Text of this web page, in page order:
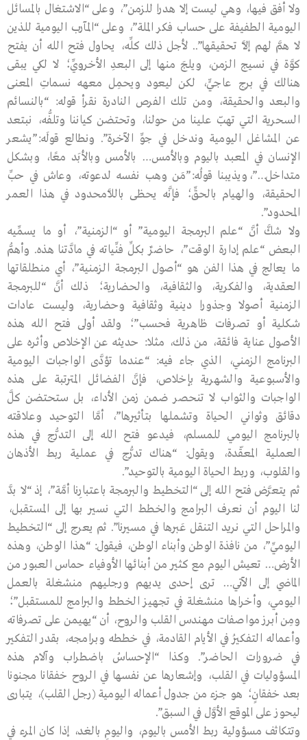
ولا أفق فيها، وهي ليست إلا هدرا للزمن”، وعلى “الاشتغال بالمسائل
اليومية الطفيفة على حساب فكر الملة”، وعلى “المآرب اليومية للذين
لا همَّ لهم إلاَّ تحقيقها”.. لأجل ذلك كلِّه، يحاول فتح الله أن يفتح
كوَّة في نسيج الزمن، ويلجَ منها إلى البعدِ الأخرويِّ؛ لا لكي يبقى
هنالك في برج عاجيٍّ، لكن ليعود ويحمِل معهه نسماتِ المعنى
والبعد والحقيقة، ومن تلك الفرص النادرة نقرأ قوله: “بالنسائم
السحرية التي تهبّ علينا من حولنا، وتحتضن كياننا وتلفُّه، نبتعد
عن المشاغل اليومية وندخل في جوِّ الآخرة”. ونطالع قولَه:”يشعر
الإنسان في المعبد باليوم وبالأمس… بالأمس وبالأبَد معًا، وبشكل
متداخل…”،ويذيبنا قولُه:”مَن وهب نفسه لدعوته، وعاش في حبِّ
الحقيقة، والهيام بالحقِّ؛ فإنَّه يحظى باللاَّمحدود في هذا العمر
المحدود”.
ولا شكَّ أنَّ “علم البرمجة اليومية” أو “الزمنية”، أو ما يسمِّيه
البعض “علم إدارة الوقت”، حاضرٌ بكلِّ فنِّياته في مادَّتنا هذه. وأهمُّ
ما يعالج في هذا الفن هو “أصول البرمجة الزمنية”، أي منطلقاتها
العقدية، والفكرية، والثقافية، والحضارية؛ ذلك أنَّ “للبرمجة
الزمنية أصولا وجذورا دينية وثقافية وحضارية، وليست عادات
شكلية أو تصرفات ظاهرية فحسب”؛ ولقد أولى فتح الله هذه
الأصول عناية فائقة، من ذلك، مثلا: حديثه عن الإخلاص وأثره على
البرنامج الزمني، الذي جاء فيه: “عندما تؤدَّى الواجبات اليومية
والأسبوعية والشهرية بإخلاص، فإنَّ الفضائل المترتبة على هذه
الواجبات والثواب لا تنحصر ضمن زمن الأداء، بل ستحتضن كلَّ
دقائق وثواني الحياة وتشملها بتأثيرها”، أمَّا التوحيد وعلاقته
بالبرنامج اليومي للمسلم، فيدعو فتح الله إلى التدرُّج في هذه
العملية المعقّدة، ويقول: “هناك تدرُّج في عملية ربط الأذهان
والقلوب، وربط الحياة اليومية بالتوحيد”.
ثم يتعرَّض فتح الله إلى “التخطيط والبرمجة باعتبارِنا أمَّة”، إذ “لا بدَّ
لنا اليوم أن نعرف البرامج والخطط التي نسير بها إلى المستقبل،
والمراحل التي نريد التنقل عَبرها في مسيرنا”. ثم يعرج إلى “التخطيط
اليوميِّ”، من نافذة الوطن وأبناء الوطن، فيقول: “هذا الوطن، وهذه
الأرض… تعيش اليوم مع كثير من أبنائها الأوفياء حماس العبور من
الماضي إلى الآتي… ترى إحدى يديهم ورجليهم منشغلة بالعمل
اليومي، وأخراها منشغلة في تجهيز الخطط والبرامج للمستقبل”؛
ومِن أبرز مواصفات مهندس القلب والروح، أن “يهيمن على تصرفاته
وأعماله التفكيرُ في الأيام القادمة، في خططه وبرامجه، بقدر التفكير
في ضرورات الحاضر”. وكذا “الإحساسُ باضطراب وآلام هذه
المسؤوليات في القلب، وإشعارها عن نفسها في الروح خفقانا مجنونا
بعد خفقانٍ؛ هو جزء من جدول أعماله اليومية (رجل القلب)، يتبارى
ليحوز على الموقع الأوَّل في السبق”.
وتتكاثف مسؤولية ربط الأمس باليوم، واليومِ بالغد، إذا كان المرء في